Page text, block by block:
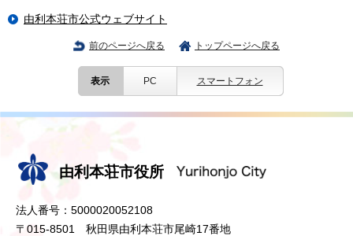
由利本荘市公式ウェブサイト
前のページへ戻る トップページへ戻る
表示 PC スマートフォン
由利本荘市役所
法人番号：5000020052108
〒015-8501 秋田県由利本荘市尾崎17番地